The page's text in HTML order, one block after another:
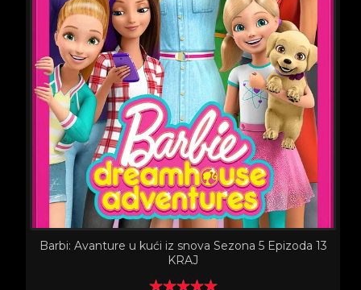
Barbi: Avanture u kući iz snova Sezona 5 Epizoda 13
KRAJ